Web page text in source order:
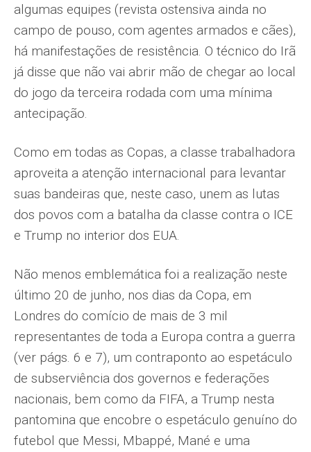
algumas equipes (revista ostensiva ainda no
campo de pouso, com agentes armados e cães),
há manifestações de resistência. O técnico do Irã
já disse que não vai abrir mão de chegar ao local
do jogo da terceira rodada com uma mínima
antecipação.
Como em todas as Copas, a classe trabalhadora
aproveita a atenção internacional para levantar
suas bandeiras que, neste caso, unem as lutas
dos povos com a batalha da classe contra o ICE
e Trump no interior dos EUA.
Não menos emblemática foi a realização neste
último 20 de junho, nos dias da Copa, em
Londres do comício de mais de 3 mil
representantes de toda a Europa contra a guerra
(ver págs. 6 e 7), um contraponto ao espetáculo
de subserviência dos governos e federações
nacionais, bem como da FIFA, a Trump nesta
pantomina que encobre o espetáculo genuíno do
futebol que Messi, Mbappé, Mané e uma